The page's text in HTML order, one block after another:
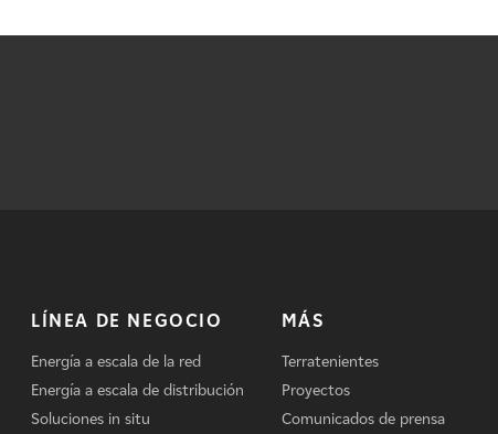
LÍNEA DE NEGOCIO
Energía a escala de la red
Energía a escala de distribución
Soluciones in situ
MÁS
Terratenientes
Proyectos
Comunicados de prensa